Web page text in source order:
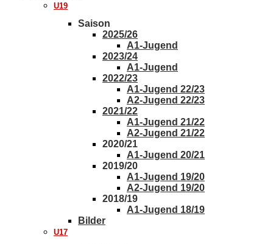
U19
Saison
2025/26
A1-Jugend
2023/24
A1-Jugend
2022/23
A1-Jugend 22/23
A2-Jugend 22/23
2021/22
A1-Jugend 21/22
A2-Jugend 21/22
2020/21
A1-Jugend 20/21
2019/20
A1-Jugend 19/20
A2-Jugend 19/20
2018/19
A1-Jugend 18/19
Bilder
U17